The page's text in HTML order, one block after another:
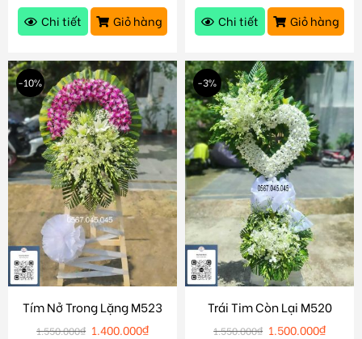
Chi tiết
Giỏ hàng
Chi tiết
Giỏ hàng
-10%
Tím Nở Trong Lặng M523
1.550.000₫ 1.400.000₫
-3%
Trái Tim Còn Lại M520
1.550.000₫ 1.500.000₫